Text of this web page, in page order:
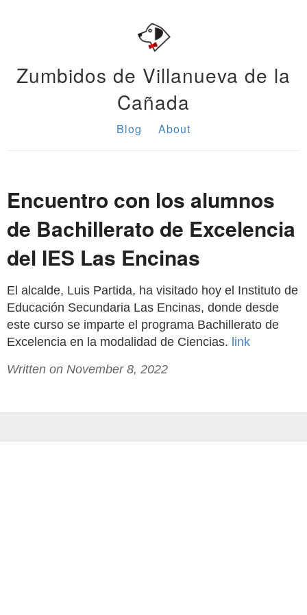
Zumbidos de Villanueva de la
Cañada
Blog About
Encuentro con los alumnos
de Bachillerato de Excelencia
del IES Las Encinas
El alcalde, Luis Partida, ha visitado hoy el Instituto de
Educación Secundaria Las Encinas, donde desde
este curso se imparte el programa Bachillerato de
Excelencia en la modalidad de Ciencias. link
Written on November 8, 2022